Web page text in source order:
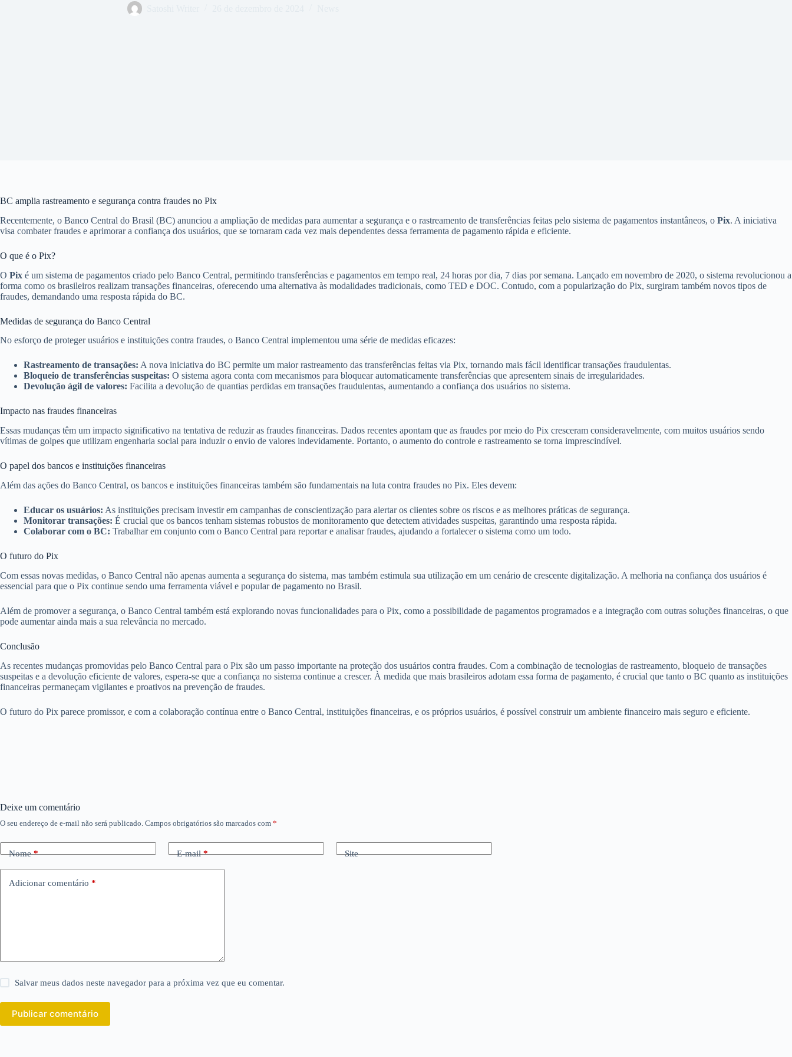
BC amplia rastreamento e segurança contra fraudes no Pix
Recentemente, o Banco Central do Brasil (BC) anunciou a ampliação de medidas para aumentar a segurança e o rastreamento de transferências feitas pelo sistema de pagamentos instantâneos, o Pix. A iniciativa
visa combater fraudes e aprimorar a confiança dos usuários, que se tornaram cada vez mais dependentes dessa ferramenta de pagamento rápida e eficiente.
O que é o Pix?
O Pix é um sistema de pagamentos criado pelo Banco Central, permitindo transferências e pagamentos em tempo real, 24 horas por dia, 7 dias por semana. Lançado em novembro de 2020, o sistema revolucionou a
forma como os brasileiros realizam transações financeiras, oferecendo uma alternativa às modalidades tradicionais, como TED e DOC. Contudo, com a popularização do Pix, surgiram também novos tipos de
fraudes, demandando uma resposta rápida do BC.
Medidas de segurança do Banco Central
No esforço de proteger usuários e instituições contra fraudes, o Banco Central implementou uma série de medidas eficazes:
Rastreamento de transações: A nova iniciativa do BC permite um maior rastreamento das transferências feitas via Pix, tornando mais fácil identificar transações fraudulentas.
Bloqueio de transferências suspeitas: O sistema agora conta com mecanismos para bloquear automaticamente transferências que apresentem sinais de irregularidades.
Devolução ágil de valores: Facilita a devolução de quantias perdidas em transações fraudulentas, aumentando a confiança dos usuários no sistema.
Impacto nas fraudes financeiras
Essas mudanças têm um impacto significativo na tentativa de reduzir as fraudes financeiras. Dados recentes apontam que as fraudes por meio do Pix cresceram consideravelmente, com muitos usuários sendo
vítimas de golpes que utilizam engenharia social para induzir o envio de valores indevidamente. Portanto, o aumento do controle e rastreamento se torna imprescindível.
O papel dos bancos e instituições financeiras
Além das ações do Banco Central, os bancos e instituições financeiras também são fundamentais na luta contra fraudes no Pix. Eles devem:
Educar os usuários: As instituições precisam investir em campanhas de conscientização para alertar os clientes sobre os riscos e as melhores práticas de segurança.
Monitorar transações: É crucial que os bancos tenham sistemas robustos de monitoramento que detectem atividades suspeitas, garantindo uma resposta rápida.
Colaborar com o BC: Trabalhar em conjunto com o Banco Central para reportar e analisar fraudes, ajudando a fortalecer o sistema como um todo.
O futuro do Pix
Com essas novas medidas, o Banco Central não apenas aumenta a segurança do sistema, mas também estimula sua utilização em um cenário de crescente digitalização. A melhoria na confiança dos usuários é
essencial para que o Pix continue sendo uma ferramenta viável e popular de pagamento no Brasil.
Além de promover a segurança, o Banco Central também está explorando novas funcionalidades para o Pix, como a possibilidade de pagamentos programados e a integração com outras soluções financeiras, o que
pode aumentar ainda mais a sua relevância no mercado.
Conclusão
As recentes mudanças promovidas pelo Banco Central para o Pix são um passo importante na proteção dos usuários contra fraudes. Com a combinação de tecnologias de rastreamento, bloqueio de transações
suspeitas e a devolução eficiente de valores, espera-se que a confiança no sistema continue a crescer. À medida que mais brasileiros adotam essa forma de pagamento, é crucial que tanto o BC quanto as instituições
financeiras permaneçam vigilantes e proativos na prevenção de fraudes.
O futuro do Pix parece promissor, e com a colaboração contínua entre o Banco Central, instituições financeiras, e os próprios usuários, é possível construir um ambiente financeiro mais seguro e eficiente.
Deixe um comentário
O seu endereço de e-mail não será publicado. Campos obrigatórios são marcados com *
Nome* E-mail* Site
Adicionar comentário *
Salvar meus dados neste navegador para a próxima vez que eu comentar.
Publicar comentário